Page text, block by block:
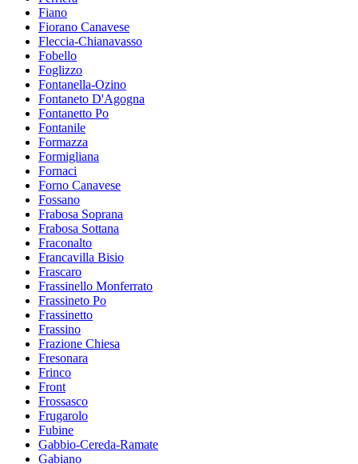
Fiano
Fiorano Canavese
Fleccia-Chianavasso
Fobello
Foglizzo
Fontanella-Ozino
Fontaneto D'Agogna
Fontanetto Po
Fontanile
Formazza
Formigliana
Fornaci
Forno Canavese
Fossano
Frabosa Soprana
Frabosa Sottana
Fraconalto
Francavilla Bisio
Frascaro
Frassinello Monferrato
Frassineto Po
Frassinetto
Frassino
Frazione Chiesa
Fresonara
Frinco
Front
Frossasco
Frugarolo
Fubine
Gabbio-Cereda-Ramate
Gabiano